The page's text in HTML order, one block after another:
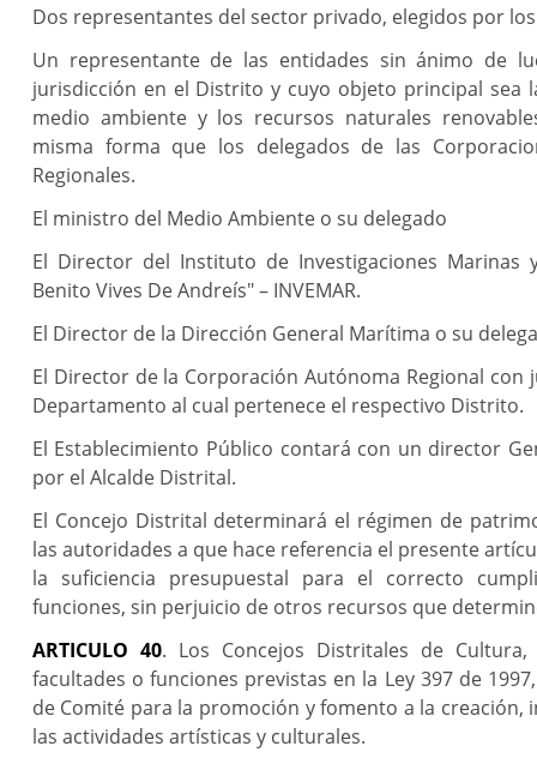
Dos representantes del sector privado, elegidos por
Un representante de las entidades sin ánimo de
jurisdicción en el Distrito y cuyo objeto principal sea
medio ambiente y los recursos naturales
misma forma que los delegados de las
Regionales.
El ministro del Medio Ambiente o su delegado
El Director del Instituto de Investigaciones Marinas
Benito Vives De Andreís" – INVEMAR.
El Director de la Dirección General Marítima o su
El Director de la Corporación Autónoma Regional con
Departamento al cual pertenece el respectivo Distrito.
El Establecimiento Público contará con un director
por el Alcalde Distrital.
El Concejo Distrital determinará el régimen de
las autoridades a que hace referencia el presente
la suficiencia presupuestal para el correcto
funciones, sin perjuicio de otros recursos que
ARTICULO 40. Los Concejos Distritales de
facultades o funciones previstas en la Ley 397 de
de Comité para la promoción y fomento a la creación,
las actividades artísticas y culturales.